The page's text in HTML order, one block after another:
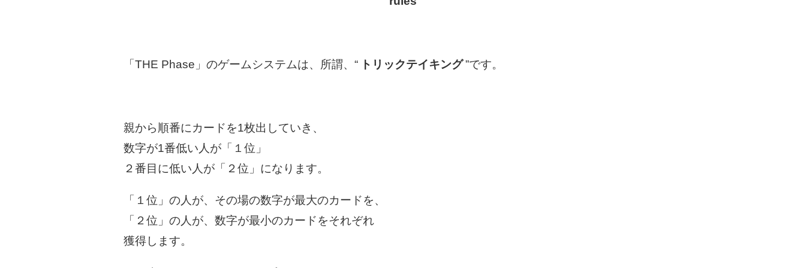
「THE Phase」のゲームシステムは、所謂、“ トリックテイキング”です。
親から順番にカードを1枚出していき、
数字が1番低い人が「１位」
２番目に低い人が「２位」になります。
「１位」の人が、その場の数字が最大のカードを、
「２位」の人が、数字が最小のカードをそれぞれ
獲得します。